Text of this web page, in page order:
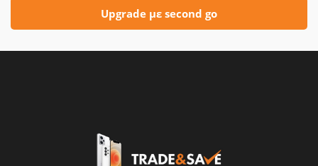
Upgrade με second go